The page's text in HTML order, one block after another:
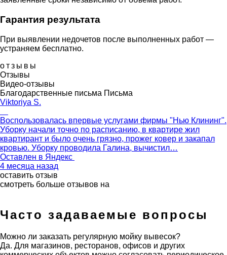
Гарантия результата
При выявлении недочетов после выполненных работ —
устраняем бесплатно.
отзывы
Отзывы
Видео-отзывы
Благодарственные письма Письма
Viktoriya S.
Воспользовалась впервые услугами фирмы "Нью Клининг".
Уборку начали точно по расписанию, в квартире жил
квартирант и было очень грязно, прожег ковер и закапал
кровью. Уборку проводила Галина, вычистил…
Оставлен в Яндекс
4 месяца назад
оставить отзыв
смотреть больше отзывов на
Часто задаваемые вопросы
Можно ли заказать регулярную мойку вывесок?
Да. Для магазинов, ресторанов, офисов и других